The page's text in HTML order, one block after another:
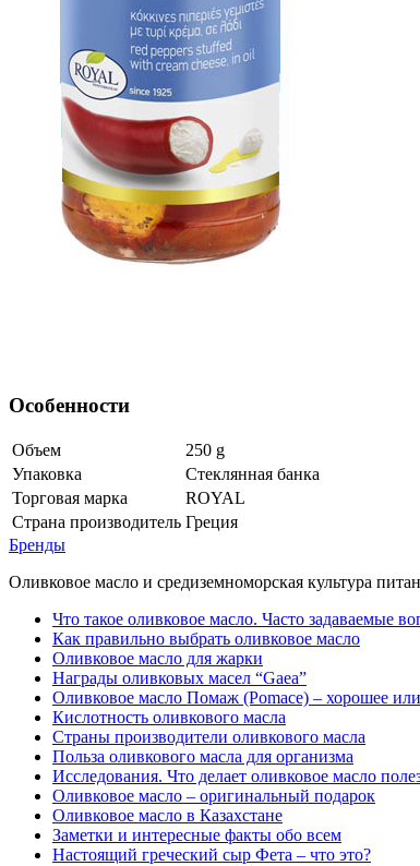
Особенности
Объем 250 g
Упаковка
Стеклянная банка
Торговая марка
ROYAL
Страна производитель Греция
Бренды
Оливковое масло и средиземноморская культура
Что такое оливковое масло. Часто задаваемые
Как правильно выбрать оливковое масло
Оливковое масло для жарки
Награды оливковых масел “Gaea”
Оливковое масло Помаж (Pomace) – хорошее
Кислотность оливкового масла
Страны производители оливкового масла
Польза оливкового масла для организма
Исследования. Что делает оливковое масло
Оливковое масло – оригинальный подарок
Оливковое масло в Казахстане
Заметки и интересные факты обо всем
Настоящий греческий сыр Фета – что это?